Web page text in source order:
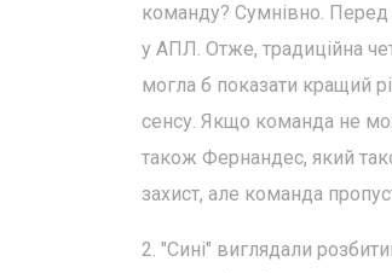
команду? Сумнівно. Перед
у АПЛ. Отже, традиційна
могла б показати кращий
сенсу. Якщо команда не
також Фернандес, який
захист, але команда
2. "Сині" виглядали